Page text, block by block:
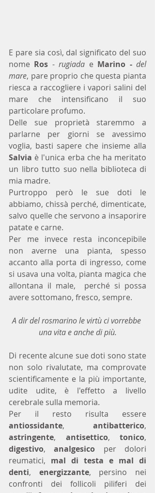
E pare sia così, dal significato del suo
nome Ros - rugiada e Marino - del
mare, pare proprio che questa pianta
riesca a raccogliere i vapori salini del
mare che intensificano il suo
particolare profumo.
Delle sue proprietà staremmo a
parlarne per giorni se avessimo
Salvia è l'unica erba che ha meritato
un libro tutto suo nella biblioteca di
mia madre.
Purtroppo però le sue doti le
abbiamo, chissà perché, dimenticate,
salvo quelle che servono a insaporire
patate e carne.
Per me invece resta inconcepibile
non averne una pianta, spesso
accanto alla porta di ingresso, come
si usava una volta, pianta magica che
allontana il male,  perché si possa
avere sottomano, fresco, sempre.
A dir del rosmarino le virtù ci vorrebbe
una vita e anche di più.
Di recente alcune sue doti sono state
non solo rivalutate, ma comprovate
scientificamente e la più importante,
udite udite, è l'effetto a livello
cerebrale sulla memoria.
antiossidante, antibatterico
astringente, antisettico, tonico
digestivo, analgesico per dolori
reumatici, mal di testa e mal di
denti, energizzante, persino nei
confronti dei follicoli piliferi dei